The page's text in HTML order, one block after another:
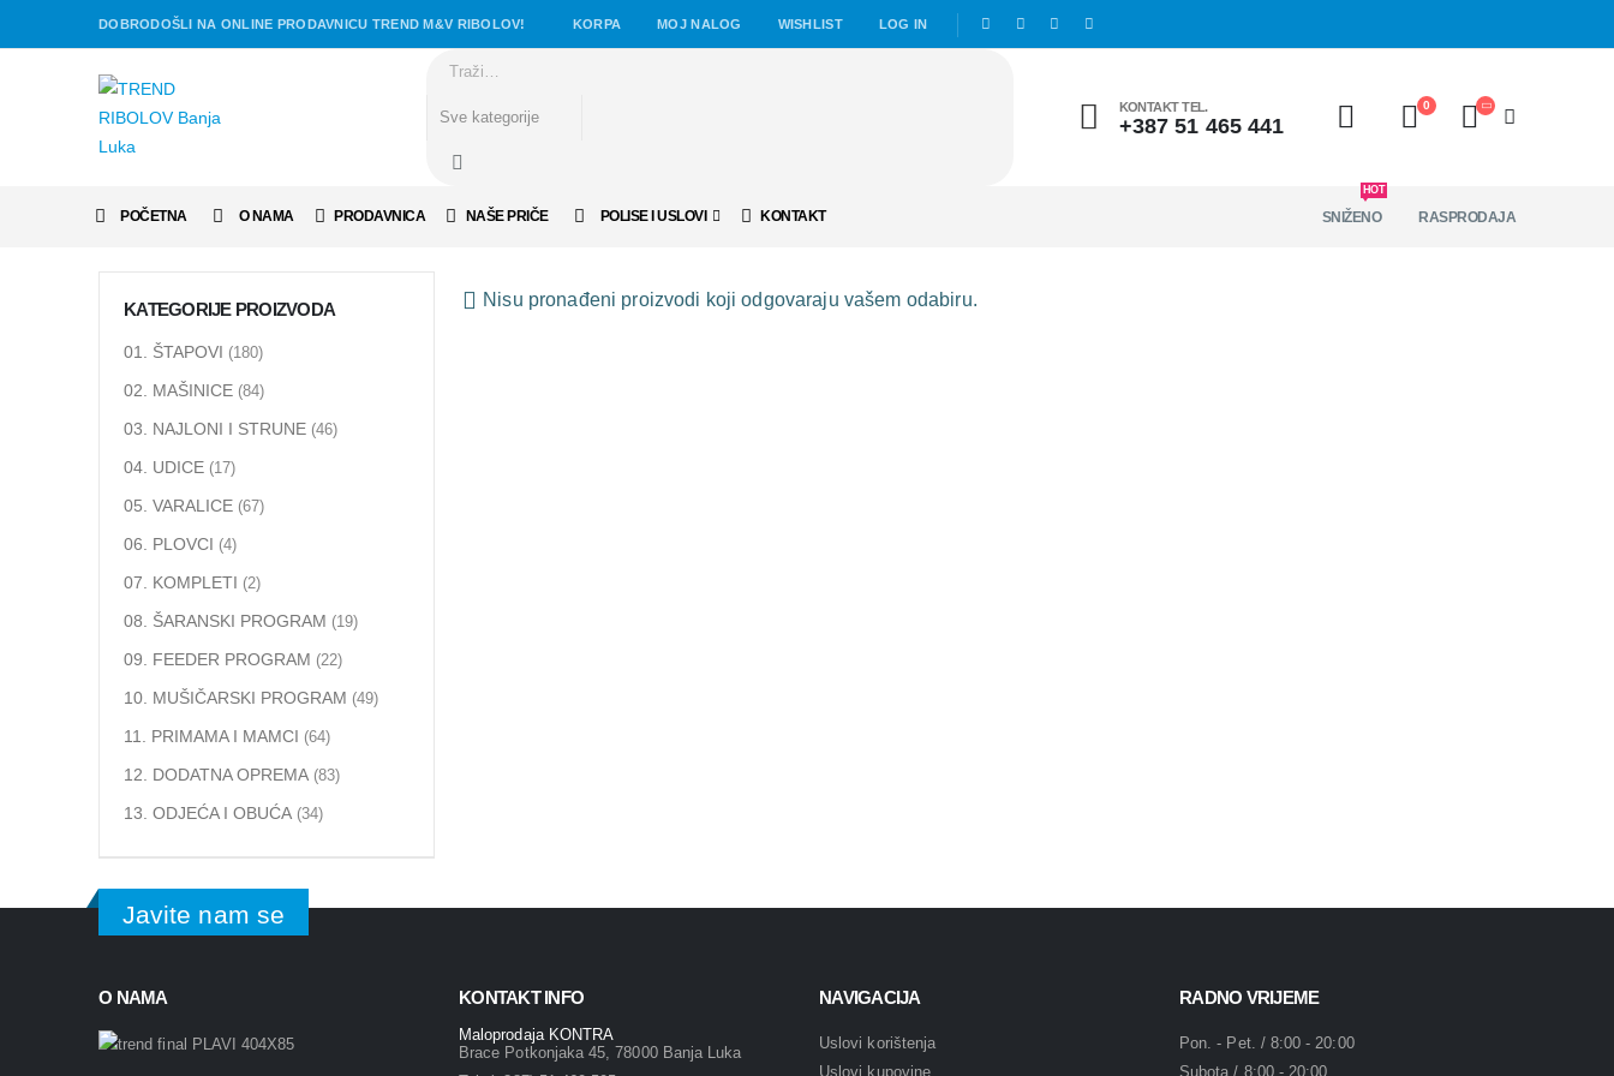
DOBRODOŠLI NA ONLINE PRODAVNICU TREND M&V RIBOLOV! KORPA MOJ NALOG WISHLIST LOG IN
KONTAKT TEL.
+387 51 465 441
0
POČETNA O NAMA PRODAVNICA NAŠE PRIČE POLISE I USLOVI KONTAKT SNIŽENO
HOT
RASPRODAJA
Nisu pronađeni proizvodi koji odgovaraju vašem odabiru.
KATEGORIJE PROIZVODA
01. ŠTAPOVI (180)
02. MAŠINICE (84)
03. NAJLONI I STRUNE (46)
04. UDICE (17)
05. VARALICE (67)
06. PLOVCI (4)
07. KOMPLETI (2)
08. ŠARANSKI PROGRAM (19)
09. FEEDER PROGRAM (22)
10. MUŠIČARSKI PROGRAM (49)
11. PRIMAMA I MAMCI (64)
12. DODATNA OPREMA (83)
13. ODJEĆA I OBUĆA (34)
Javite nam se
O NAMA KONTAKT INFO
Maloprodaja KONTRA
Brace Potkonjaka 45, 78000 Banja Luka
NAVIGACIJA
Uslovi korištenja
Uslovi kupovine
RADNO VRIJEME
Pon. - Pet. / 8:00 - 20:00
Subota / 8:00 - 20:00